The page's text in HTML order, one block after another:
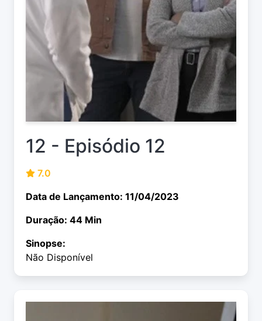
12 - Episódio 12
7.0
Data de Lançamento: 11/04/2023
Duração: 44 Min
Sinopse:
Não Disponível